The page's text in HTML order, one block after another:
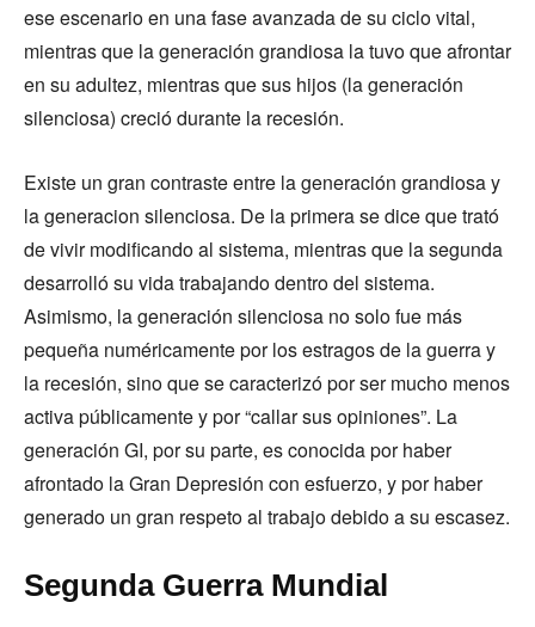
ese escenario en una fase avanzada de su ciclo vital,
mientras que la generación grandiosa la tuvo que afrontar
en su adultez, mientras que sus hijos (la generación
silenciosa) creció durante la recesión.
Existe un gran contraste entre la generación grandiosa y
la generacion silenciosa. De la primera se dice que trató
de vivir modificando al sistema, mientras que la segunda
desarrolló su vida trabajando dentro del sistema.
Asimismo, la generación silenciosa no solo fue más
pequeña numéricamente por los estragos de la guerra y
la recesión, sino que se caracterizó por ser mucho menos
activa públicamente y por “callar sus opiniones”. La
generación GI, por su parte, es conocida por haber
afrontado la Gran Depresión con esfuerzo, y por haber
generado un gran respeto al trabajo debido a su escasez.
Segunda Guerra Mundial